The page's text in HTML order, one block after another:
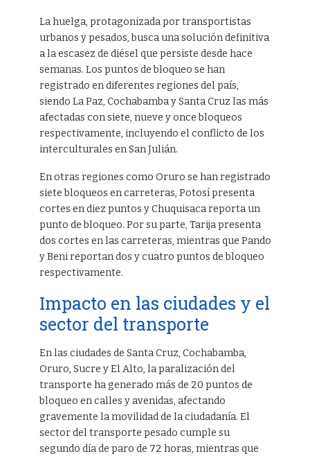
La huelga, protagonizada por transportistas
urbanos y pesados, busca una solución definitiva
a la escasez de diésel que persiste desde hace
semanas. Los puntos de bloqueo se han
registrado en diferentes regiones del país,
siendo La Paz, Cochabamba y Santa Cruz las más
afectadas con siete, nueve y once bloqueos
respectivamente, incluyendo el conflicto de los
interculturales en San Julián.
En otras regiones como Oruro se han registrado
siete bloqueos en carreteras, Potosí presenta
cortes en diez puntos y Chuquisaca reporta un
punto de bloqueo. Por su parte, Tarija presenta
dos cortes en las carreteras, mientras que Pando
y Beni reportan dos y cuatro puntos de bloqueo
respectivamente.
Impacto en las ciudades y el
sector del transporte
En las ciudades de Santa Cruz, Cochabamba,
Oruro, Sucre y El Alto, la paralización del
transporte ha generado más de 20 puntos de
bloqueo en calles y avenidas, afectando
gravemente la movilidad de la ciudadanía. El
sector del transporte pesado cumple su
segundo día de paro de 72 horas, mientras que